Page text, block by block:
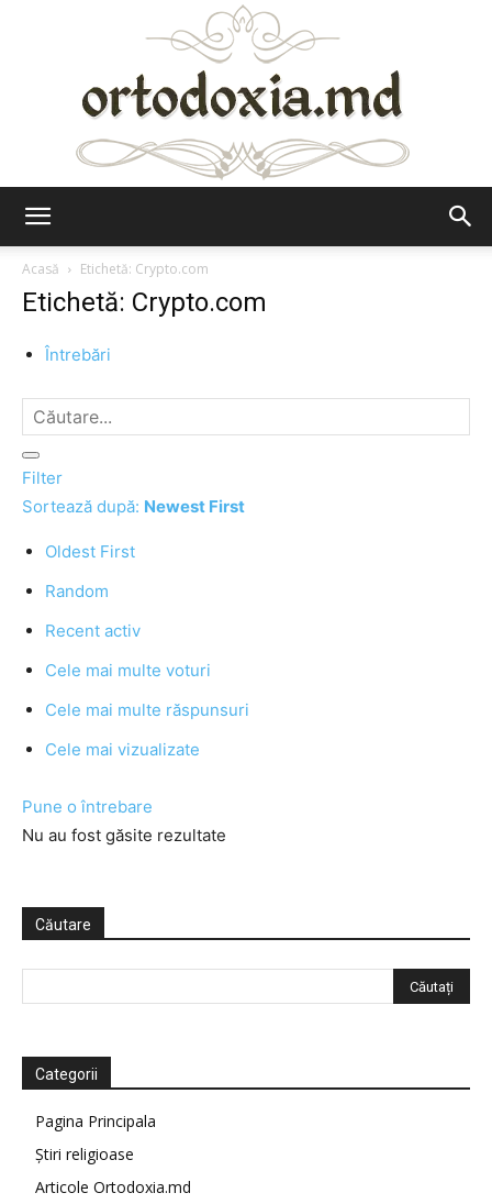
Acasă
Etichetă: Crypto.com
Etichetă: Crypto.com
Întrebări
Filter
Sortează după: Newest First
Oldest First
Random
Recent activ
Cele mai multe voturi
Cele mai multe răspunsuri
Cele mai vizualizate
Pune o întrebare
Nu au fost găsite rezultate
Căutare
Categorii
Pagina Principala
Știri religioase
Articole Ortodoxia.md